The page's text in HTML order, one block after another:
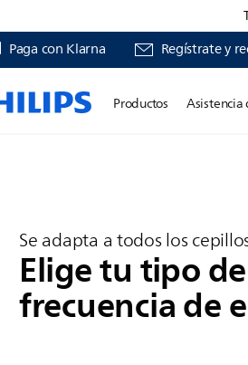
Paga con Klarna Regístrate y
Productos
la frecuencia que elijas
Se adapta a todos los
Elige tu tipo
frecuencia de